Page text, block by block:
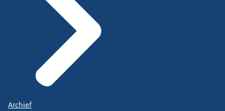
Archief